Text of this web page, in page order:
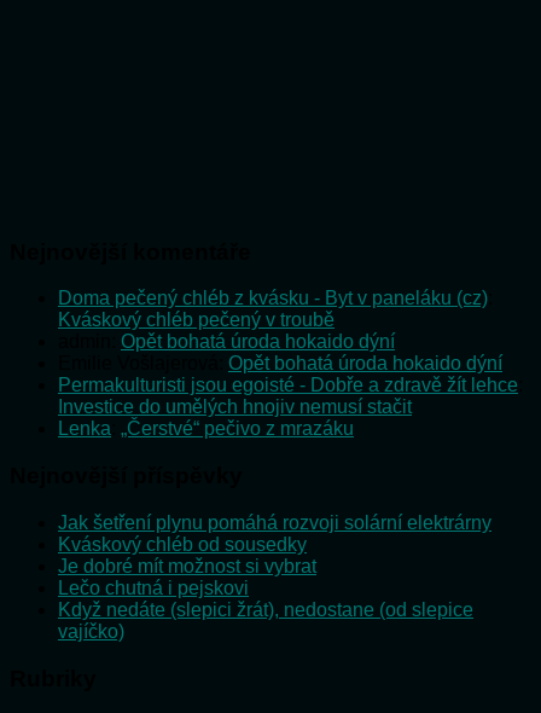
Doma pečený chléb z kvásku - Byt v paneláku (cz)
Kváskový chléb pečený v troubě
Opět bohatá úroda hokaido dýní
Opět bohatá úroda hokaido dýní
Permakulturisti jsou egoisté - Dobře a zdravě žít lehce
Investice do umělých hnojiv nemusí stačit
Lenka „Čerstvé“ pečivo z mrazáku
Jak šetření plynu pomáhá rozvoji solární elektrárny
Kváskový chléb od sousedky
Je dobré mít možnost si vybrat
Lečo chutná i pejskovi
Když nedáte (slepici žrát), nedostane (od slepice
vajíčko)